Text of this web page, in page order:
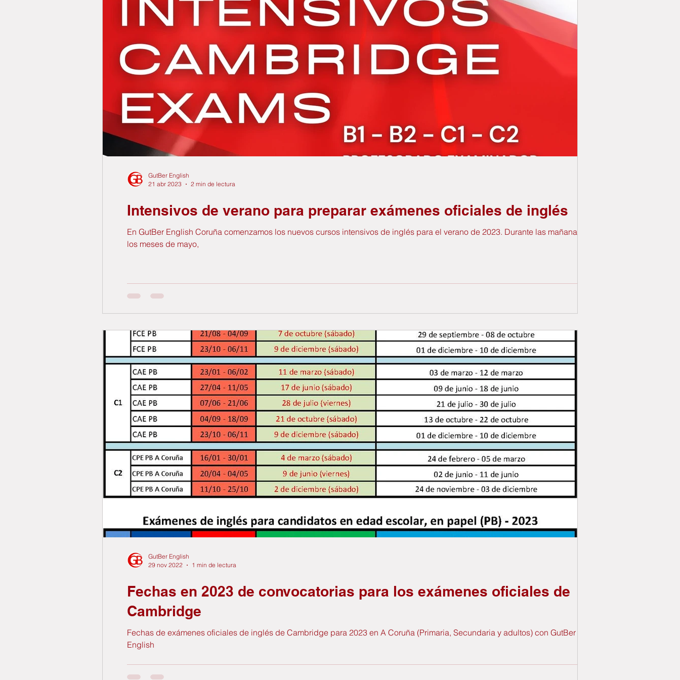
Intensivos de verano para preparar exámenes oficiales de inglés
En GutBer English Coruña comenzamos los nuevos cursos intensivos de inglés para el verano de 2023. Durante las mañanas de
los meses de mayo,
GutBer English
21 abr 2023
2 min de lectura
Fechas en 2023 de convocatorias para los exámenes oficiales de
Cambridge
Fechas de exámenes oficiales de inglés de Cambridge para 2023 en A Coruña (Primaria, Secundaria y adultos) con GutBer
English
GutBer English
29 nov 2022
1 min de lectura